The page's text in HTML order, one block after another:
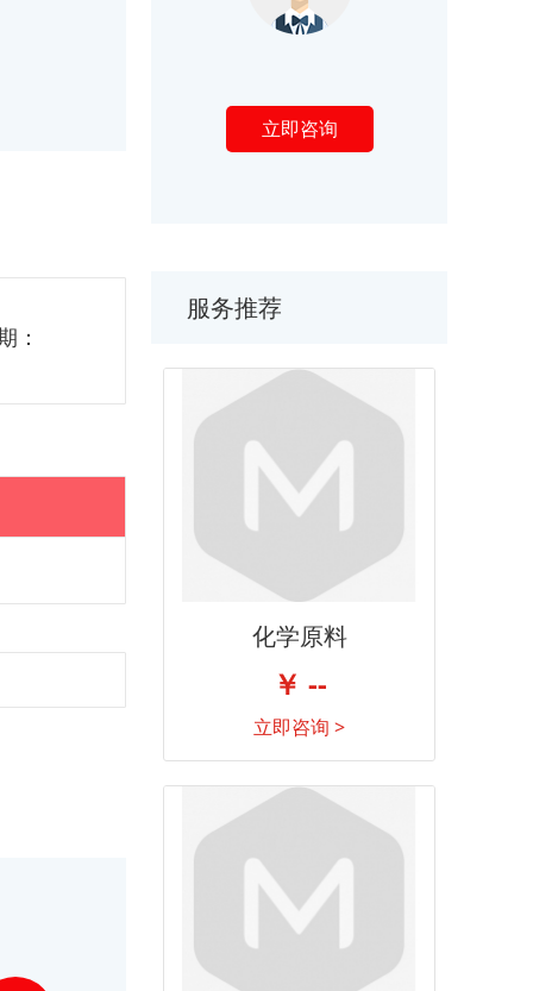
：
立即咨询
服务推荐
化学原料
￥ --
立即咨询 >